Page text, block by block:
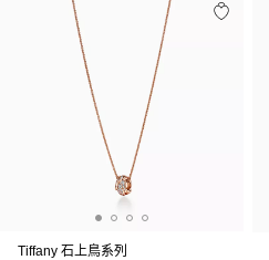
Tiffany 石上鳥系列